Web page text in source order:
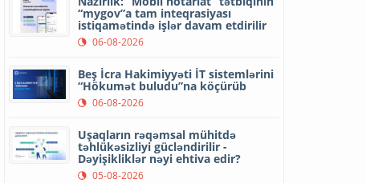
“mygov”a tam inteqrasiyası
istiqamətində işlər davam etdirilir
06-08-2026
Beş İcra Hakimiyyəti İT sistemlərini
“Hökumət buludu”na köçürüb
06-08-2026
Uşaqların rəqəmsal mühitdə
təhlükəsizliyi gücləndirilir -
Dəyişikliklər nəyi ehtiva edir?
05-08-2026